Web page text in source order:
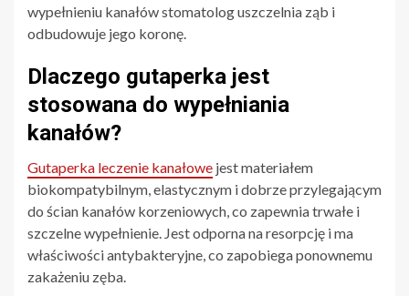
wypełnieniu kanałów stomatolog uszczelnia ząb i
odbudowuje jego koronę.
Dlaczego gutaperka jest
stosowana do wypełniania
kanałów?
Gutaperka leczenie kanałowe jest materiałem
biokompatybilnym, elastycznym i dobrze przylegającym
do ścian kanałów korzeniowych, co zapewnia trwałe i
szczelne wypełnienie. Jest odporna na resorpcję i ma
właściwości antybakteryjne, co zapobiega ponownemu
zakażeniu zęba.